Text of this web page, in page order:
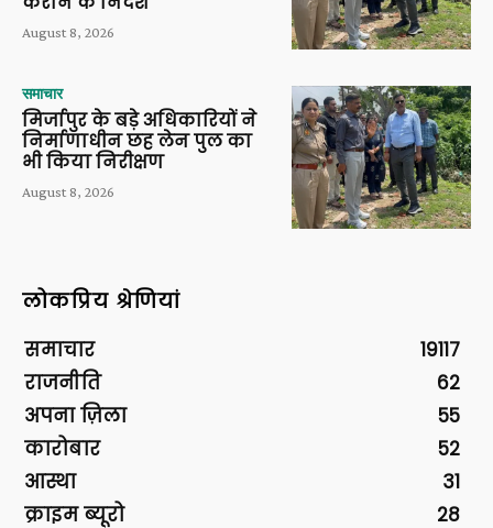
August 8, 2026
समाचार
मिर्जापुर के बड़े अधिकारियों ने
निर्माणाधीन छह लेन पुल का
भी किया निरीक्षण
August 8, 2026
लोकप्रिय श्रेणियां
समाचार
19117
राजनीति
62
अपना ज़िला
55
कारोबार
52
आस्था
31
क्राइम ब्यूरो
28